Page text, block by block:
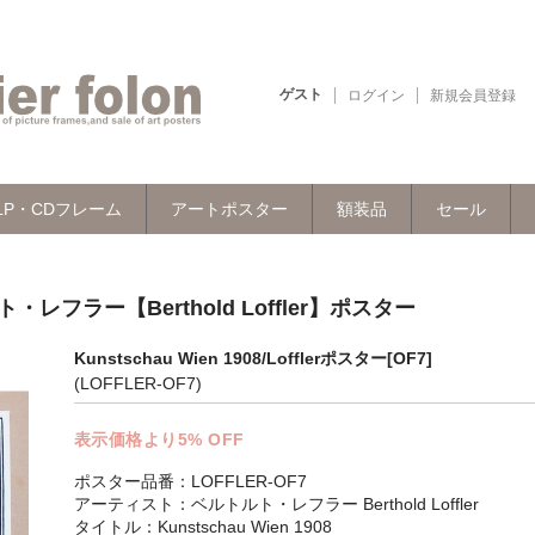
ゲスト ログイン 新規会員登録
・CDフレーム アートポスター 額装品 セール
・レフラー【Berthold Loffler】ポスター
Kunstschau Wien 1908/Lofflerポスター[OF7]
(LOFFLER-OF7)
表示価格より5% OFF
ポスター品番：LOFFLER-OF7
アーティスト：ベルトルト・レフラー Berthold Loffler
タイトル：Kunstschau Wien 1908